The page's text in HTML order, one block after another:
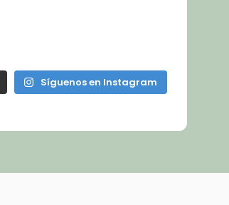
Síguenos en Instagram